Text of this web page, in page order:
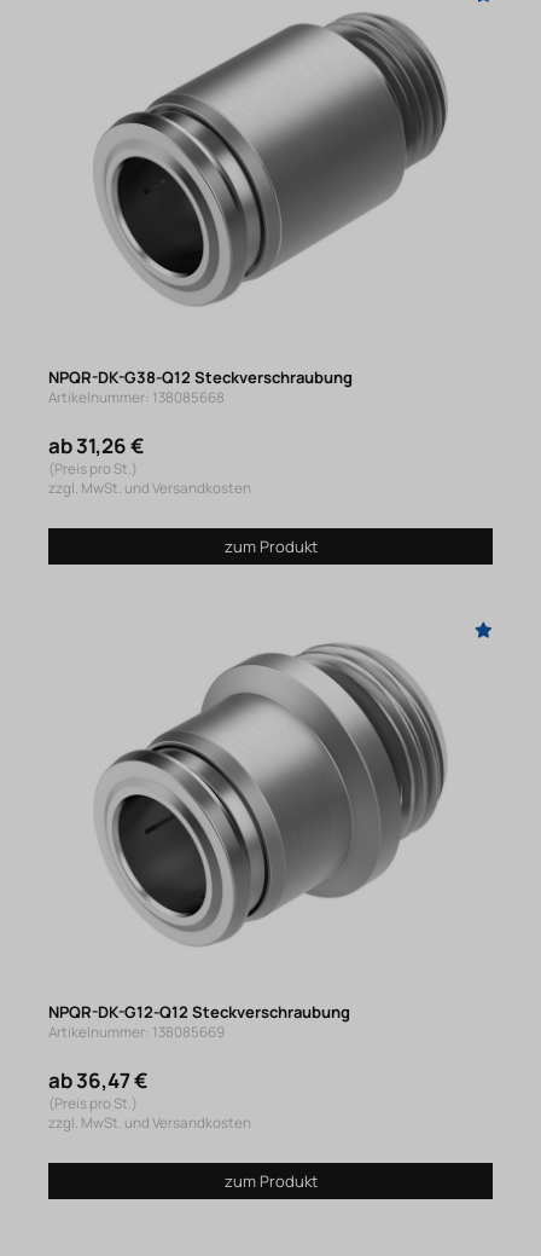
NPQR-DK-G38-Q12 Steckverschraubung
Artikelnummer: 138085668
ab 31,26 €
(Preis pro St.)
zzgl. MwSt. und Versandkosten
zum Produkt
NPQR-DK-G12-Q12 Steckverschraubung
Artikelnummer: 138085669
ab 36,47 €
(Preis pro St.)
zzgl. MwSt. und Versandkosten
zum Produkt